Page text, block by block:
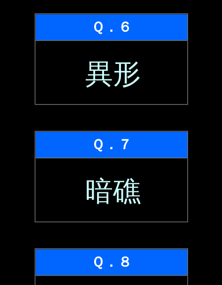
Ｑ．６
異形
Ｑ．７
暗礁
Ｑ．８